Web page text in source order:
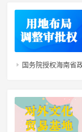
国务院授权海南省